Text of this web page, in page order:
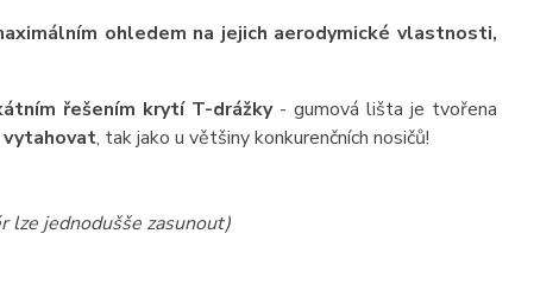
ohledem na jejich aerodymické vlastnosti,
řešením krytí T-drážky- gumová lišta je tvořena
, tak jako u většiny konkurenčních nosičů!
lze jednodušše zasunout)